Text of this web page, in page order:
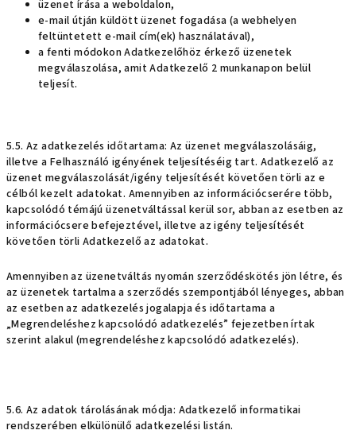
üzenet írása a weboldalon,
e-mail útján küldött üzenet fogadása (a webhelyen
feltüntetett e-mail cím(ek) használatával),
a fenti módokon Adatkezelőhöz érkező üzenetek
megválaszolása, amit Adatkezelő 2 munkanapon belül
teljesít.
5.5. Az adatkezelés időtartama: Az üzenet megválaszolásáig,
illetve a Felhasználó igényének teljesítéséig tart. Adatkezelő az
üzenet megválaszolását/igény teljesítését követően törli az e
célból kezelt adatokat. Amennyiben az információcserére több,
kapcsolódó témájú üzenetváltással kerül sor, abban az esetben az
információcsere befejeztével, illetve az igény teljesítését
követően törli Adatkezelő az adatokat.
Amennyiben az üzenetváltás nyomán szerződéskötés jön létre, és
az üzenetek tartalma a szerződés szempontjából lényeges, abban
az esetben az adatkezelés jogalapja és időtartama a
„Megrendeléshez kapcsolódó adatkezelés” fejezetben írtak
szerint alakul (megrendeléshez kapcsolódó adatkezelés).
5.6. Az adatok tárolásának módja: Adatkezelő informatikai
rendszerében elkülönülő adatkezelési listán.